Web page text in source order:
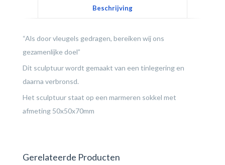
Beschrijving
“Als door vleugels gedragen, bereiken wij ons
gezamenlijke doel”
Dit sculptuur wordt gemaakt van een tinlegering en
daarna verbronsd.
Het sculptuur staat op een marmeren sokkel met
afmeting 50x50x70mm
Gerelateerde Producten